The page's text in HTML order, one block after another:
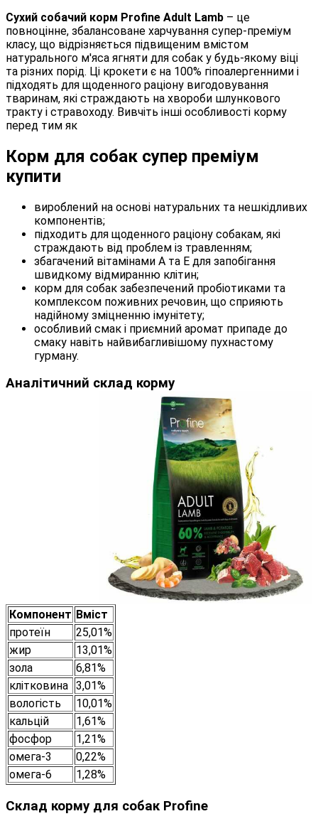
Сухий собачий корм Profine Adult Lamb – це
повноцінне, збалансоване харчування супер-преміум
класу, що відрізняється підвищеним вмістом
натурального м'яса ягняти для собак у будь-якому віці
та різних порід. Ці крокети є на 100% гіпоалергенними і
підходять для щоденного раціону вигодовування
тваринам, які страждають на хвороби шлункового
тракту і стравоходу. Вивчіть інші особливості корму
перед тим як
Корм для собак супер преміум
купити
вироблений на основі натуральних та нешкідливих
компонентів;
підходить для щоденного раціону собакам, які
страждають від проблем із травленням;
збагачений вітамінами А та Е для запобігання
швидкому відмиранню клітин;
корм для собак забезпечений пробіотиками та
комплексом поживних речовин, що сприяють
надійному зміцненню імунітету;
особливий смак і приємний аромат припаде до
смаку навіть найвибагливішому пухнастому
гурману.
Аналітичний склад корму
Компонент Вміст
протеїн
25,01%
жир
13,01%
зола
6,81%
клітковина 3,01%
вологість
10,01%
кальцій
1,61%
фосфор
1,21%
омега-3
0,22%
омега-6
1,28%
Склад корму для собак Profine